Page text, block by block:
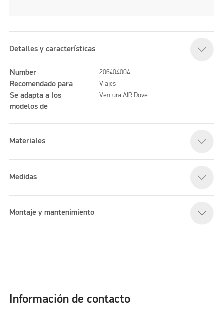
Detalles y características
Number 206404004
Recomendado para Viajes
Se adapta a los
modelos de
Ventura AIR Dove
Materiales
Medidas
Montaje y mantenimiento
Información de contacto